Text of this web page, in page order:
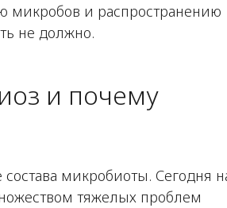
микробов и распространению
не должно.
и почему
микробиоты. Сегодня
тяжелых проблем